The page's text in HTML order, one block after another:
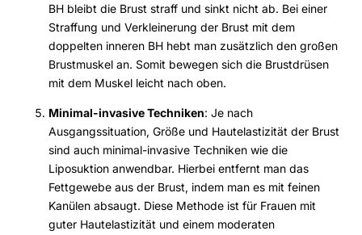
BH bleibt die Brust straff und sinkt nicht ab. Bei einer
Straffung und Verkleinerung der Brust mit dem
doppelten inneren BH hebt man zusätzlich den großen
Brustmuskel an. Somit bewegen sich die Brustdrüsen
mit dem Muskel leicht nach oben.
Minimal-invasive Techniken: Je nach
Ausgangssituation, Größe und Hautelastizität der Brust
sind auch minimal-invasive Techniken wie die
Liposuktion anwendbar. Hierbei entfernt man das
Fettgewebe aus der Brust, indem man es mit feinen
Kanülen absaugt. Diese Methode ist für Frauen mit
guter Hautelastizität und einem moderaten